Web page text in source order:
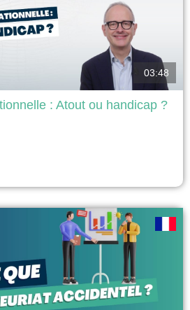
recherche en management – Prix Syntec
de recherche en management La recherche
hybrides équilibrent des valeurs
03:48
: Atout ou handicap ?